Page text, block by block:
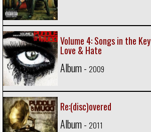
Volume 4: Songs in the
Love & Hate
Album - 2009
Re:(disc)overed
Album - 2011